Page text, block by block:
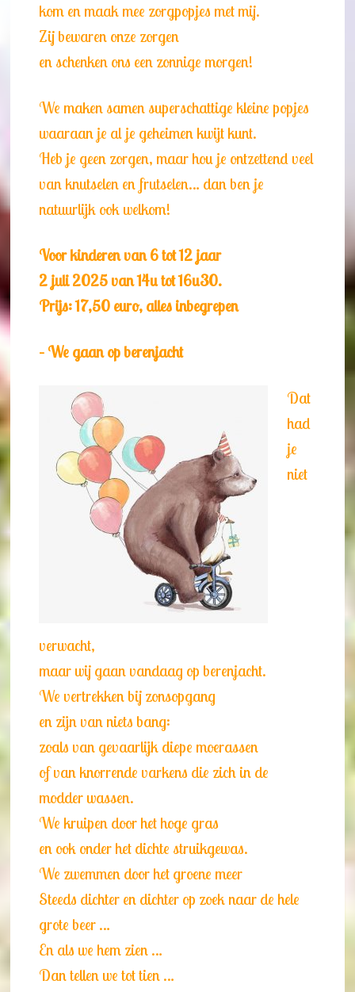
kom en maak mee zorgpopjes met mij.
Zij bewaren onze zorgen
en schenken ons een zonnige morgen!
We maken samen superschattige kleine popjes
waaraan je al je geheimen kwijt kunt.
Heb je geen zorgen, maar hou je ontzettend veel
van knutselen en frutselen… dan ben je
natuurlijk ook welkom!
Voor kinderen van 6 tot 12 jaar
2 juli 2025 van 14u tot 16u30.
Prijs: 17,50 euro, alles inbegrepen
– We gaan op berenjacht
Dat
had
je
niet
verwacht,
maar wij gaan vandaag op berenjacht.
We vertrekken bij zonsopgang
en zijn van niets bang:
zoals van gevaarlijk diepe moerassen
of van knorrende varkens die zich in de
modder wassen.
We kruipen door het hoge gras
en ook onder het dichte struikgewas.
We zwemmen door het groene meer
Steeds dichter en dichter op zoek naar de hele
grote beer …
En als we hem zien …
Dan tellen we tot tien …